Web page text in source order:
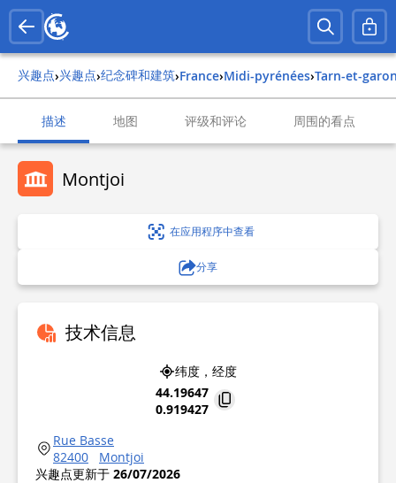
兴趣点› 兴趣点› 纪念碑和建筑› france› midi-pyrénées› tarn-et-
描述 地图 评级和评论 周围的看点
Montjoi
在应用程序中查看
分享
技术信息
纬度，经度
44.19647
0.919427
Rue Basse
82400
Montjoi
兴趣点更新于 26/07/2026